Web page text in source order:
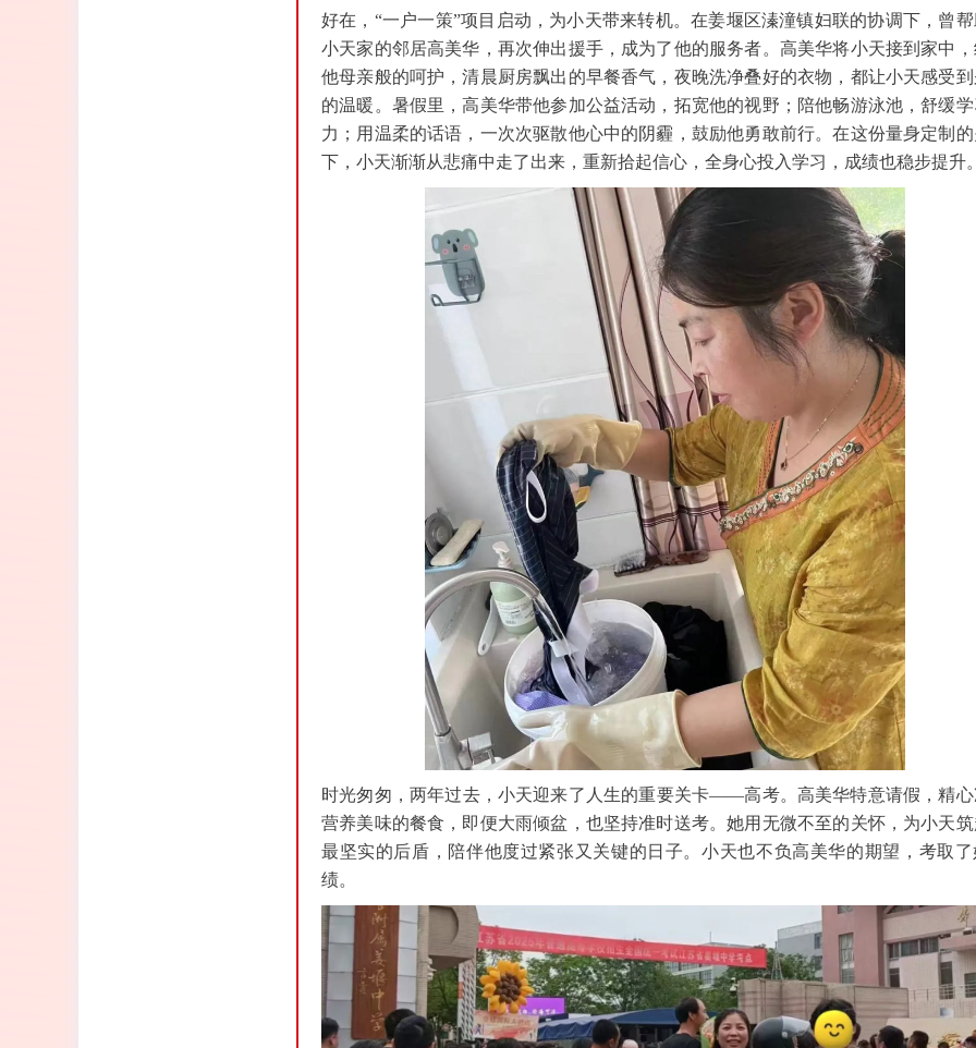
好在，“一户一策”项目启动，为小天带来转机。在姜堰区溱潼镇妇联的协调下，曾
小天家的邻居高美华，再次伸出援手，成为了他的服务者。高美华将小天接到家中
他母亲般的呵护，清晨厨房飘出的早餐香气，夜晚洗净叠好的衣物，都让小天感受
的温暖。暑假里，高美华带他参加公益活动，拓宽他的视野；陪他畅游泳池，舒缓
力；用温柔的话语，一次次驱散他心中的阴霾，鼓励他勇敢前行。在这份量身定制
下，小天渐渐从悲痛中走了出来，重新拾起信心，全身心投入学习，成绩也稳步提升
时光匆匆，两年过去，小天迎来了人生的重要关卡——高考。高美华特意请假，精
营养美味的餐食，即便大雨倾盆，也坚持准时送考。她用无微不至的关怀，为小天
最坚实的后盾，陪伴他度过紧张又关键的日子。小天也不负高美华的期望，考取
绩。